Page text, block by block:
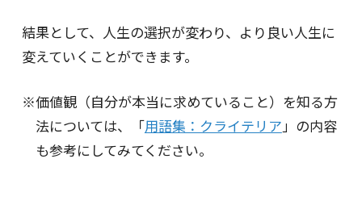
結果として、人生の選択が変わり、より良い人生に
変えていくことができます。
価値観（自分が本当に求めていること）を知る方
法については、「用語集：クライテリア」の内容
も参考にしてみてください。